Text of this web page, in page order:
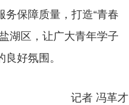
保障质量，打造“青春
湖区，让广大青年学子
好氛围。
记者 冯革才